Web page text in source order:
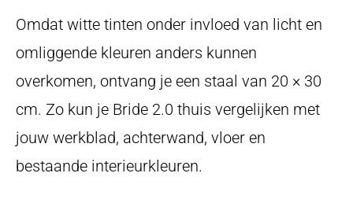
Omdat witte tinten onder invloed van licht en
omliggende kleuren anders kunnen
overkomen, ontvang je een staal van 20 × 30
cm. Zo kun je Bride 2.0 thuis vergelijken met
jouw werkblad, achterwand, vloer en
bestaande interieurkleuren.